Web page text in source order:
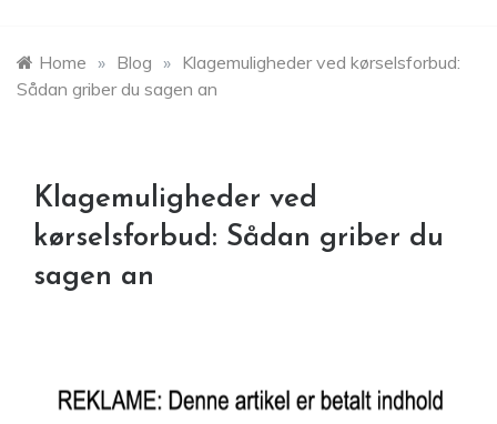
Home » Blog » Klagemuligheder ved kørselsforbud:
Sådan griber du sagen an
Klagemuligheder ved
kørselsforbud: Sådan griber du
sagen an